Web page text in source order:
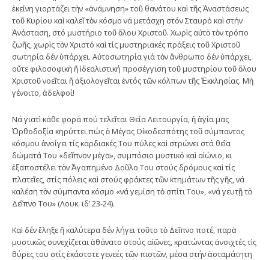
ἐκείνη γιορτάζει τὴν «ἀνάμνηση» τοῦ θανάτου καὶ τῆς Ἀναστάσεως
τοῦ Κυρίου καὶ καλεῖ τὸν κόσμο νά μετάσχη στόν Σταυρό καὶ στήν
Ἀνάσταση, στό μυστήριο τοῦ ὅλου Χριστοῦ. Χωρὶς αὐτὸ τὸν τρόπο
ζωῆς, χωρὶς τὸν Χριστό καὶ τίς μυστηριακές πράξεις τοῦ Χριστοῦ
σωτηρία δέν ὑπάρχει. Αὐτοσωτηρία γιά τὸν ἄνθρωπο δέν ὑπάρχει,
οὔτε φιλοσοφικὴ ἤ ἰδεαλιστική προσέγγιση τοῦ μυστηρίου τοῦ ὅλου
Χριστοῦ νοεῖται ἤ ἀξιολογεῖται ἐντός τῶν κόλπων τῆς Ἐκκλησίας. Μὴ
γένοιτο, ἀδελφοί!
Νά γιατὶ κάθε φορά πού τελεῖται Θεία Λειτουργία, ἡ ἁγία μας
Ὀρθοδοξία κηρύττει πώς ὁ Μέγας Οἰκοδεσπότης τοῦ σύμπαντος
κόσμου ἀνοίγει τίς καρδιακές Του πύλες καὶ στρώνει στά θεῖα
δώματά Του «δεῖπνον μέγα», συμπόσιο μυστικό καὶ αἰώνιο, κι
ἐξαποστέλει τὸν Ἀγαπημένο Δοῦλο Του στούς δρόμους καὶ τίς
πλατεῖες, στίς πόλεις καὶ στούς φράκτες τῶν κτημάτων τῆς γῆς, νά
καλέση τὸν σύμπαντα κόσμο «νά γεμίση τὸ σπίτι Του», «νά γευτῇ τὸ
Δεῖπνο Του» (Λουκ. ιδ’ 23-24).
Καὶ δέν ἔληξε ἤ καλύτερα δέν λήγει τοῦτο τὸ Δεῖπνο ποτέ, παρὰ
μυστικῶς συνεχίζεται ἀθάνατο στούς αἰῶνες, κρατώντας ἀνοιχτές τὶς
θύρες του στίς ἑκάστοτε γενεές τῶν πιστῶν, μέσα στήν ἀσταμάτητη